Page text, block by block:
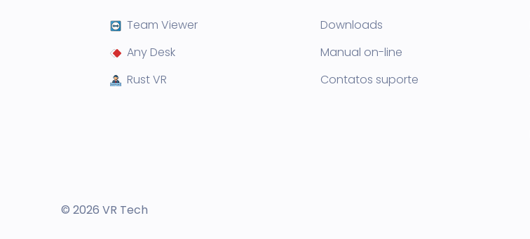
Team Viewer
Any Desk
Rust VR
Downloads
Manual on-line
Contatos suporte
© 2026 VR Tech